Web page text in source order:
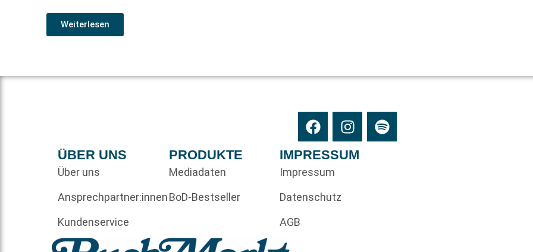
Weiterlesen
ÜBER UNS
Über uns
Ansprechpartner:innen
Kundenservice
PRODUKTE
Mediadaten
BoD-Bestseller
IMPRESSUM
Impressum
Datenschutz
AGB